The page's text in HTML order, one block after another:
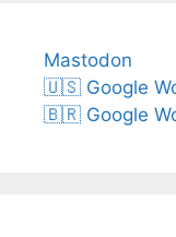
Mastodon
🇺🇸 Google
🇧🇷 Google